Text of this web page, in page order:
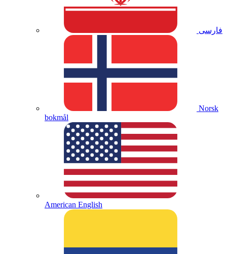
فارسی
Norsk
bokmål
American English